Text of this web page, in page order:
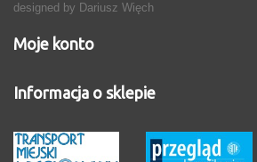
designed by Dariusz Więch
Moje konto
Informacja o sklepie